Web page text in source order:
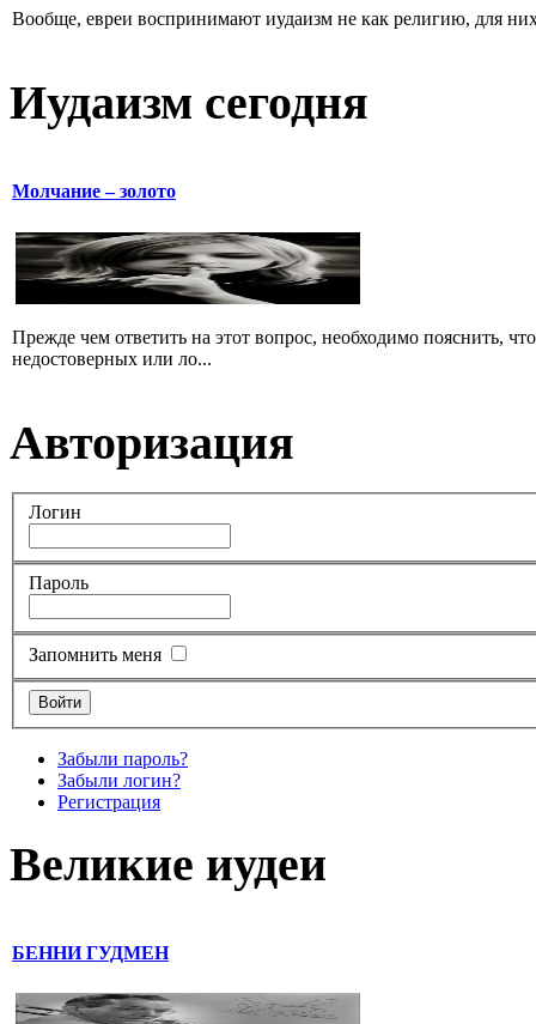
Вообще, евреи воспринимают иудаизм не как религию, для
Иудаизм сегодня
Молчание – золото
Прежде чем ответить на этот вопрос, необходимо пояснить,
недостоверных или ло...
Авторизация
Логин
Пароль
Запомнить меня
Забыли пароль?
Забыли логин?
Регистрация
Великие иудеи
БЕННИ ГУДМЕН